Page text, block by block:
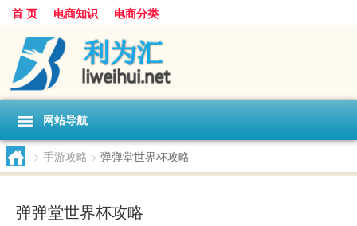
首 页 电商知识 电商分类
网站导航
> 手游攻略 > 弹弹堂世界杯攻略
弹弹堂世界杯攻略